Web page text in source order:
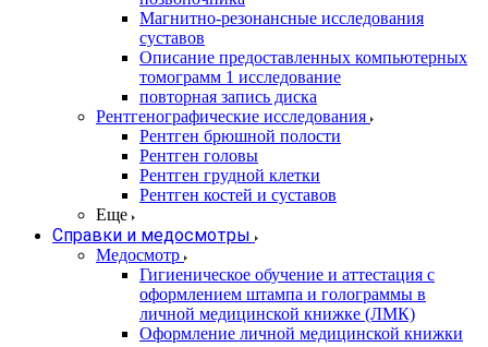
Магнитно-резонансные исследования
суставов
Описание предоставленных компьютерных
томограмм 1 исследование
повторная запись диска
Рентгенографические исследования
Рентген брюшной полости
Рентген головы
Рентген грудной клетки
Рентген костей и суставов
Еще
Справки и медосмотры
Медосмотр
Гигиеническое обучение и аттестация с
оформлением штампа и голограммы в
личной медицинской книжке (ЛМК)
Оформление личной медицинской книжки